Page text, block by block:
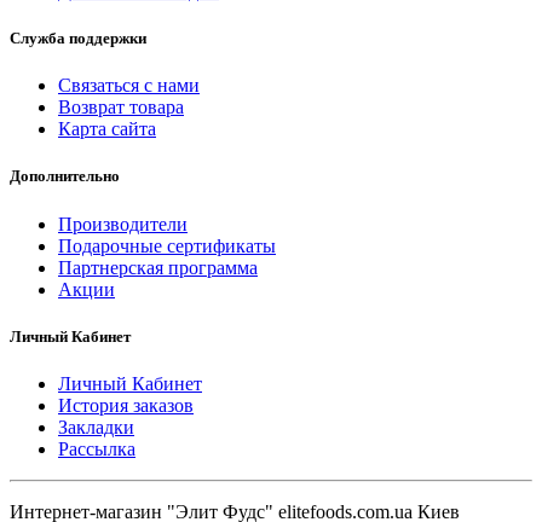
Служба поддержки
Связаться с нами
Возврат товара
Карта сайта
Дополнительно
Производители
Подарочные сертификаты
Партнерская программа
Акции
Личный Кабинет
Личный Кабинет
История заказов
Закладки
Рассылка
Интернет-магазин "Элит Фудс" elitefoods.com.ua Киев